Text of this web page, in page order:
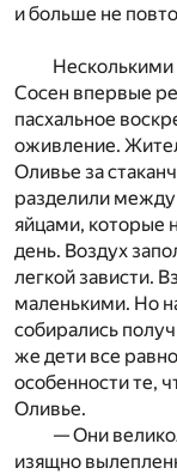
и больше не
Несколькими
Сосен впервые
пасхальное
оживление.
Оливье за
разделили
яйцами, которые
день. Воздух
легкой зависти.
маленькими. Но
собирались
же дети все
особенности те,
Оливье.
— Они
изящно